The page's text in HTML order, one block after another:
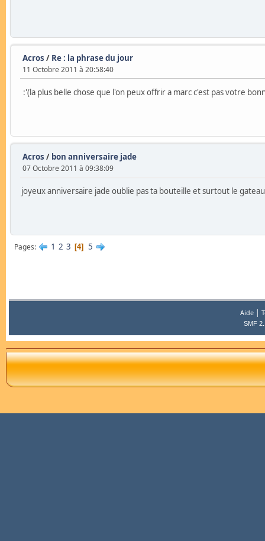
Acros / Re : la phrase du jour
11 Octobre 2011 à 20:58:40
:'(la plus belle chose que l'on peux offrir a marc c'est pas votre
Acros / bon anniversaire jade
07 Octobre 2011 à 09:38:09
joyeux anniversaire jade oublie pas ta bouteille et surtout le
Pages 1 2 3 4 5
Aide|
SMF